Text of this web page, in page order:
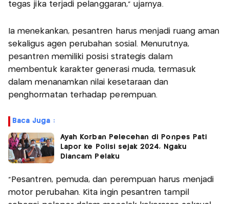
tegas jika terjadi pelanggaran,” ujarnya.
Ia menekankan, pesantren harus menjadi ruang aman
sekaligus agen perubahan sosial. Menurutnya,
pesantren memiliki posisi strategis dalam
membentuk karakter generasi muda, termasuk
dalam menanamkan nilai kesetaraan dan
penghormatan terhadap perempuan.
Baca Juga :
Ayah Korban Pelecehan di Ponpes Pati
Lapor ke Polisi sejak 2024, Ngaku
Diancam Pelaku
“Pesantren, pemuda, dan perempuan harus menjadi
motor perubahan. Kita ingin pesantren tampil